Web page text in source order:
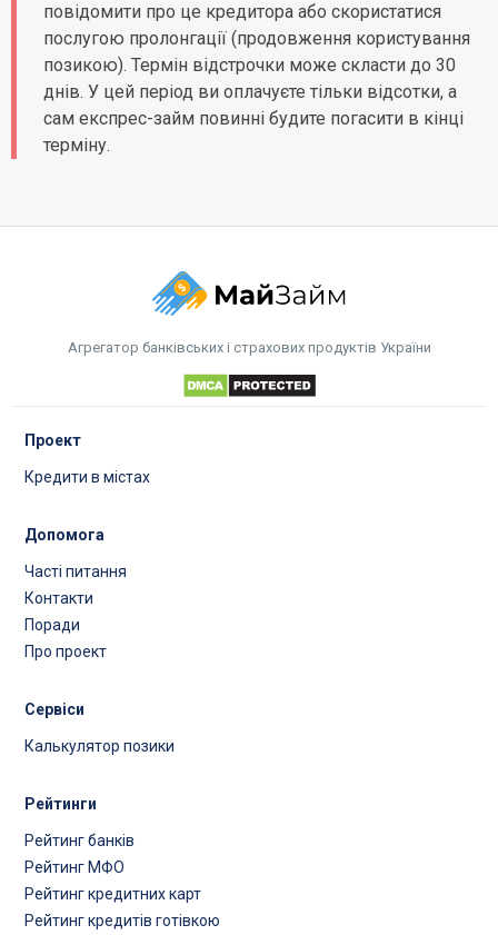
повідомити про це кредитора або скористатися
послугою пролонгації (продовження користування
позикою). Термін відстрочки може скласти до 30
днів. У цей період ви оплачуєте тільки відсотки, а
сам експрес-займ повинні будите погасити в кінці
терміну.
Агрегатор банківських і страхових продуктів України
Проект
Кредити в містах
Допомога
Часті питання
Контакти
Поради
Про проект
Сервіси
Калькулятор позики
Рейтинги
Рейтинг банків
Рейтинг МФО
Рейтинг кредитних карт
Рейтинг кредитів готівкою